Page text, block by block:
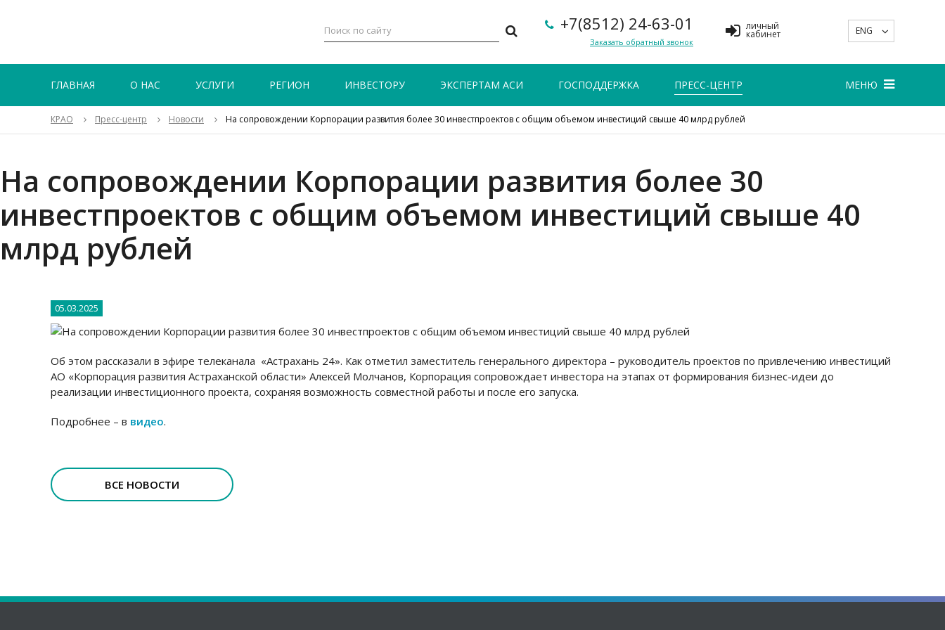
+7(8512) 24-63-01
Заказать обратный звонок
личный
кабинет ENG
ГЛАВНАЯ О НАС УСЛУГИ РЕГИОН ИНВЕСТОРУ ЭКСПЕРТАМ АСИ ГОСПОДДЕРЖКА ПРЕСС-ЦЕНТР МЕНЮ
КРАО Пресс-центр Новости На сопровождении Корпорации развития более 30 инвестпроектов с общим объемом инвестиций свыше 40 млрд рублей
На сопровождении Корпорации развития более 30
инвестпроектов с общим объемом инвестиций свыше 40
млрд рублей
05.03.2025
Об этом рассказали в эфире телеканала «Астрахань 24». Как отметил заместитель генерального директора – руководитель проектов по привлечению инвестиций
АО «Корпорация развития Астраханской области» Алексей Молчанов, Корпорация сопровождает инвестора на этапах от формирования бизнес-идеи до
реализации инвестиционного проекта, сохраняя возможность совместной работы и после его запуска.
Подробнее – в видео.
ВСЕ НОВОСТИ